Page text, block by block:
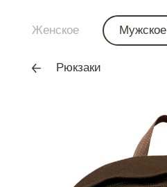
Женское Мужское
Рюкзаки